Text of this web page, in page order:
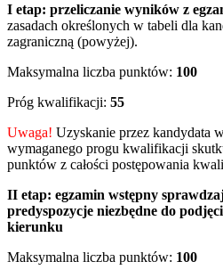
I etap: przeliczanie wyników z
zasadach określonych w tabeli dla
zagraniczną (powyżej).
Maksymalna liczba punktów: 100
Próg kwalifikacji: 55
Uwaga! Uzyskanie przez kandydata
wymaganego progu kwalifikacji
punktów z całości postępowania
II etap: egzamin wstępny
predyspozycje niezbędne do
kierunku
Maksymalna liczba punktów: 100